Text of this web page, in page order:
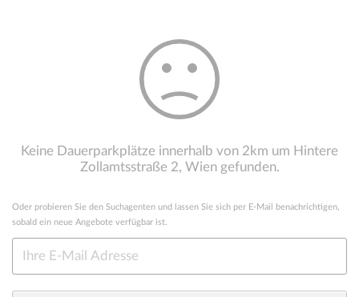
Keine Dauerparkplätze innerhalb von 2km um Hintere
Zollamtsstraße 2, Wien gefunden.
Oder probieren Sie den Suchagenten und lassen Sie sich per E-Mail benachrichtigen,
sobald ein neue Angebote verfügbar ist.